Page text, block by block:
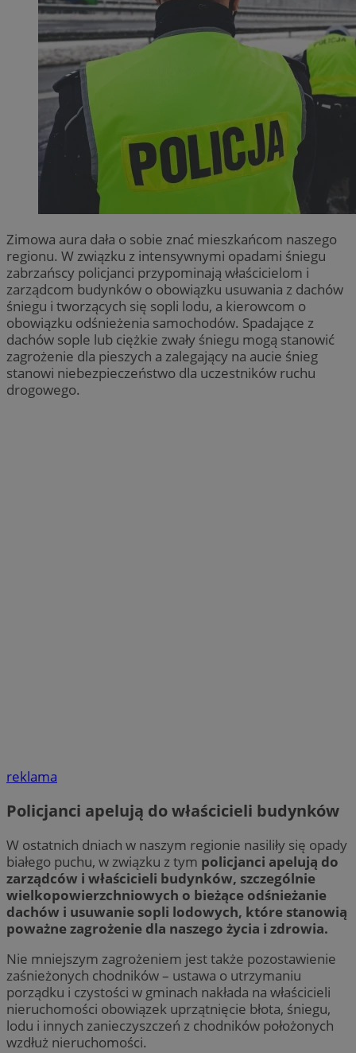
Zimowa aura dała o sobie znać mieszkańcom naszego
regionu. W związku z intensywnymi opadami śniegu
zabrzańscy policjanci przypominają właścicielom i
zarządcom budynków o obowiązku usuwania z dachów
śniegu i tworzących się sopli lodu, a kierowcom o
obowiązku odśnieżenia samochodów. Spadające z
dachów sople lub ciężkie zwały śniegu mogą stanowić
zagrożenie dla pieszych a zalegający na aucie śnieg
stanowi niebezpieczeństwo dla uczestników ruchu
drogowego.
reklama
Policjanci apelują do właścicieli budynków
W ostatnich dniach w naszym regionie nasiliły się opady
białego puchu, w związku z tym policjanci apelują do
zarządców i właścicieli budynków, szczególnie
wielkopowierzchniowych o bieżące odśnieżanie
dachów i usuwanie sopli lodowych, które stanowią
poważne zagrożenie dla naszego życia i zdrowia.
Nie mniejszym zagrożeniem jest także pozostawienie
zaśnieżonych chodników – ustawa o utrzymaniu
porządku i czystości w gminach nakłada na właścicieli
nieruchomości obowiązek uprzątnięcie błota, śniegu,
lodu i innych zanieczyszczeń z chodników położonych
wzdłuż nieruchomości.